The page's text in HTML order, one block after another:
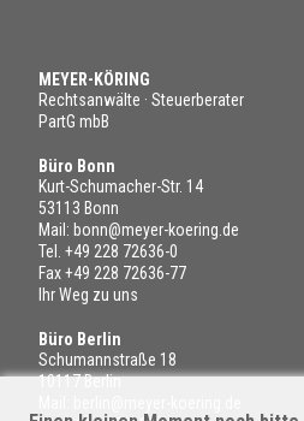
MEYER-KÖRING
Rechtsanwälte · Steuerberater
PartG mbB
Büro Bonn
Kurt-Schumacher-Str. 14
53113 Bonn
Mail: bonn@meyer-koering.de
Tel. +49 228 72636-0
Fax +49 228 72636-77
Ihr Weg zu uns
Büro Berlin
Schumannstraße 18
10117 Berlin